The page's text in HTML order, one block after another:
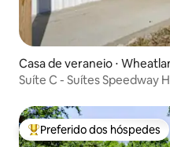
Casa de veraneio ⋅
Suíte C - Suítes Speedway
Entre os melhores
Preferido dos hóspedes